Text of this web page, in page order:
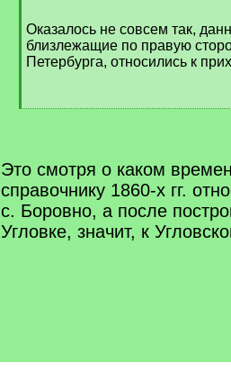
Оказалось не совсем так,
близлежащие по правую
Петербурга, относились к
[
Это смотря о каком
справочнику 1860-х гг.
с. Боровно, а после
Угловке, значит, к